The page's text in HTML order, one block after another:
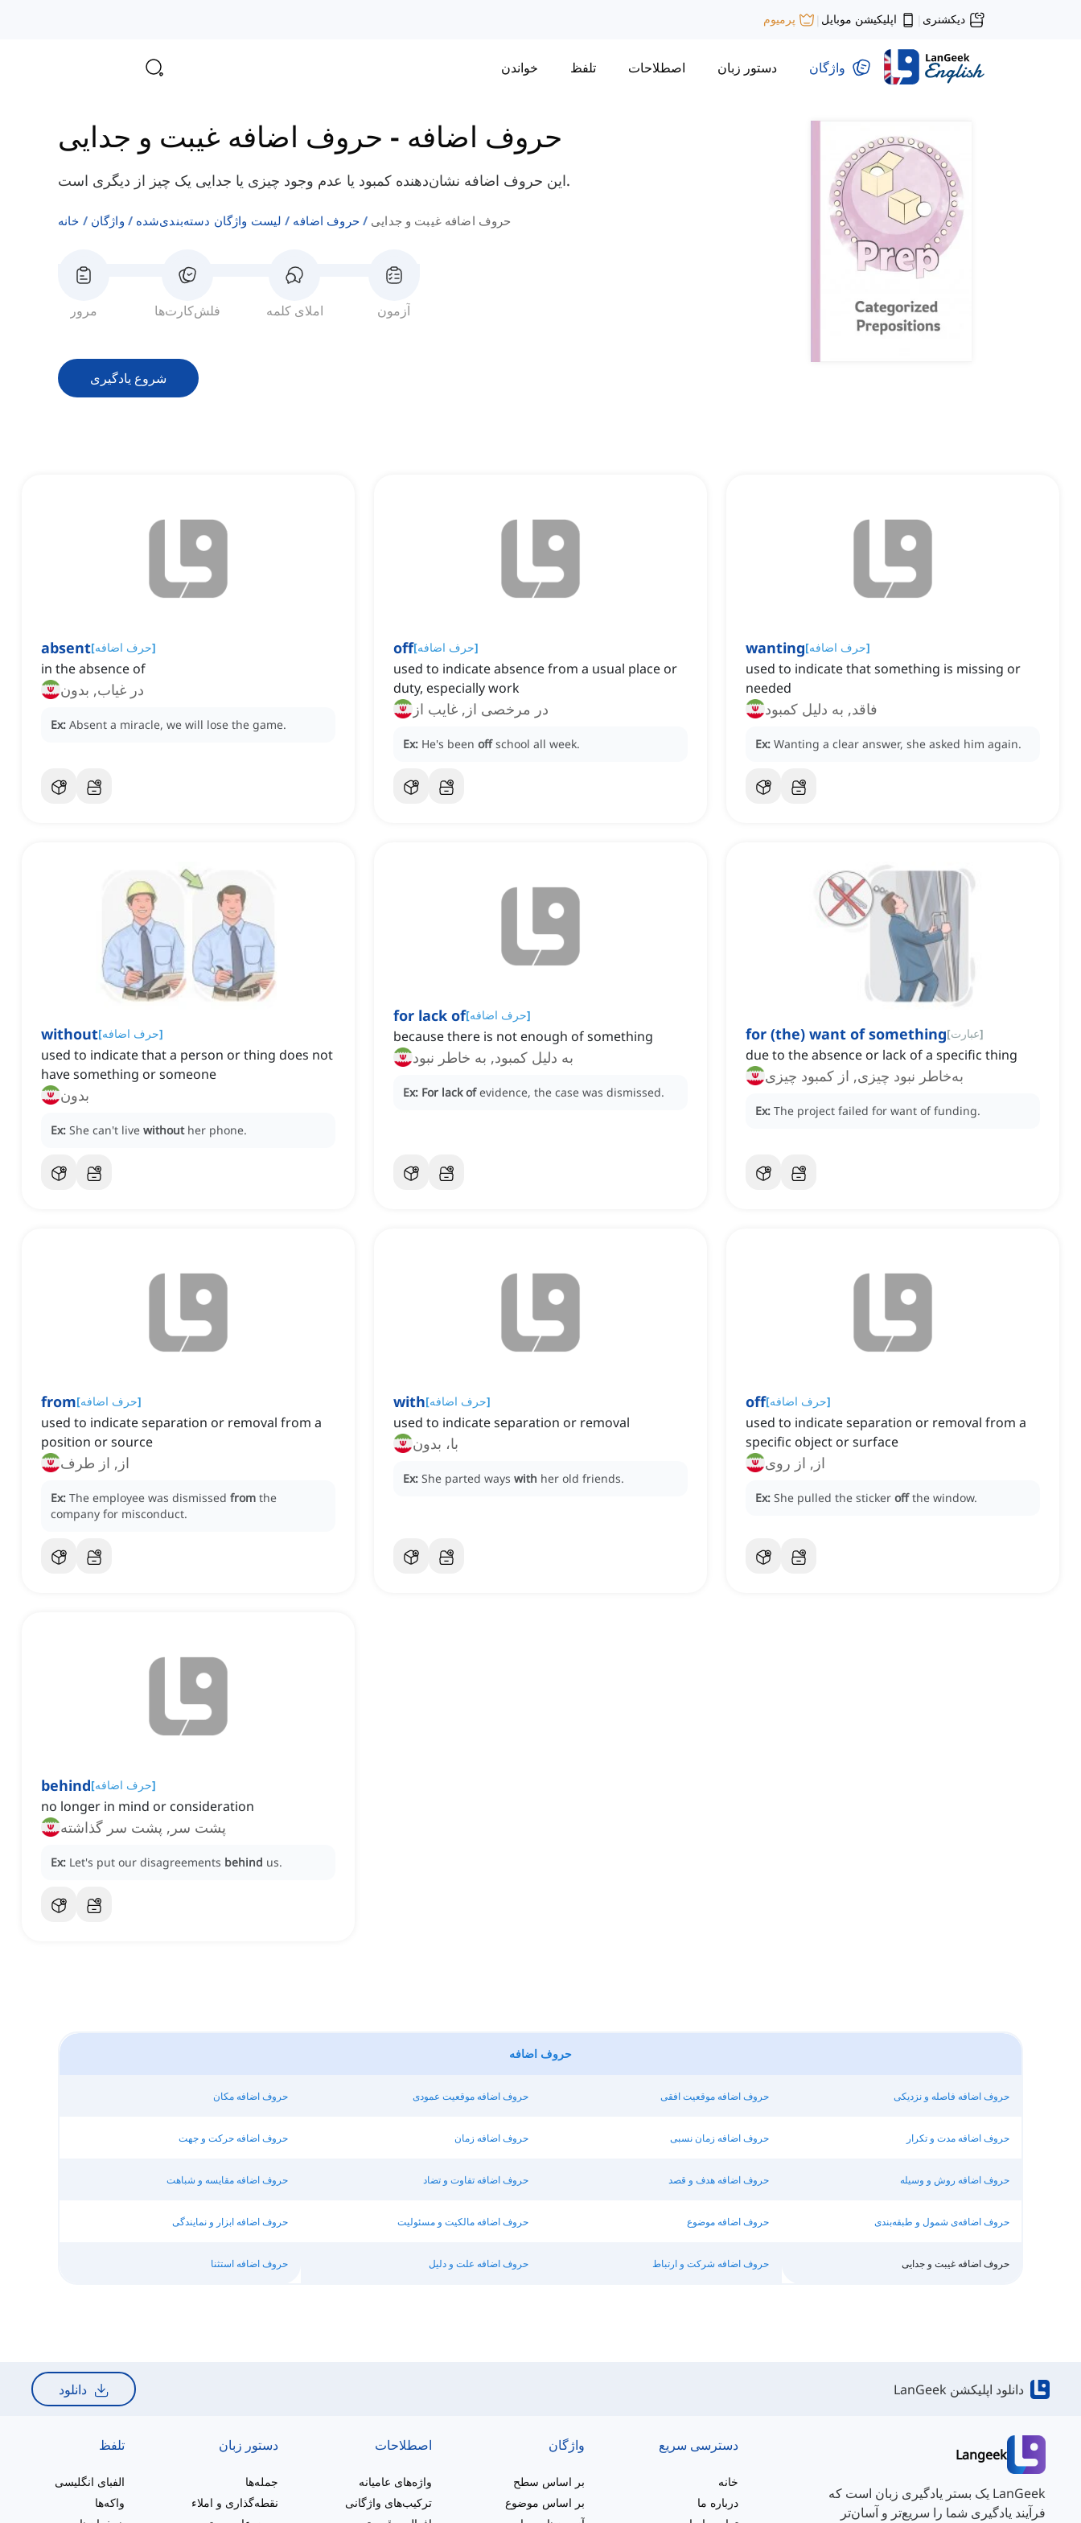
دیکشنری | اپلیکیشن موبایل | پرمیوم
واژگان دستور زبان اصطلاحات تلفظ خواندن
حروف اضافه - حروف اضافه غیبت و جدایی
این حروف اضافه نشان‌دهنده کمبود یا عدم وجود چیزی یا جدایی یک چیز از دیگری است.
خانه واژگان لیست واژگان دسته‌بندی‌شده حروف اضافه حروف اضافه غیبت و جدایی
مرور فلش‌کارت‌ها املای کلمه آزمون
شروع یادگیری
absent[حرف اضافه]
in the absence of
در غیاب, بدون
Ex: Absent a miracle, we will lose the game.
off[حرف اضافه]
used to indicate absence from a usual place or
duty, especially work
در مرخصی از, غایب از
Ex: He's been off school all week.
wanting[حرف اضافه]
used to indicate that something is missing or
needed
فاقد, به دلیل کمبود
Ex: Wanting a clear answer, she asked him again.
without[حرف اضافه]
used to indicate that a person or thing does not
have something or someone
بدون
Ex: She can't live without her phone.
for lack of[حرف اضافه]
because there is not enough of something
به دلیل کمبود, به خاطر نبود
Ex: For lack of evidence, the case was dismissed.
for (the) want of something[عبارت]
due to the absence or lack of a specific thing
به‌خاطر نبود چیزی, از کمبود چیزی
Ex: The project failed for want of funding.
from[حرف اضافه]
used to indicate separation or removal from a
position or source
از, از طرف
Ex: The employee was dismissed from the
company for misconduct.
with[حرف اضافه]
used to indicate separation or removal
با، بدون
Ex: She parted ways with her old friends.
off[حرف اضافه]
used to indicate separation or removal from a
specific object or surface
از, از روی
Ex: She pulled the sticker off the window.
behind[حرف اضافه]
no longer in mind or consideration
پشت سر, پشت سر گذاشته
Ex: Let's put our disagreements behind us.
حروف اضافه
حروف اضافه مکان حروف اضافه موقعیت عمودی حروف اضافه موقعیت افقی حروف اضافه فاصله و نزدیکی
حروف اضافه حرکت و جهت حروف اضافه زمان حروف اضافه زمان نسبی حروف اضافه مدت و تکرار
حروف اضافه مقایسه و شباهت حروف اضافه تفاوت و تضاد حروف اضافه هدف و قصد حروف اضافه روش و وسیله
حروف اضافه ابزار و نمایندگی حروف اضافه مالکیت و مسئولیت حروف اضافه موضوع حروف اضافه‌ی شمول و طبقه‌بندی
حروف اضافه استثنا حروف اضافه علت و دلیل حروف اضافه شرکت و ارتباط حروف اضافه غیبت و جدایی
دانلود اپلیکشن LanGeek دانلود
Langeek
LanGeek یک بستر یادگیری زبان است که
فرآیند یادگیری شما را سریع‌تر و آسان‌تر
دسترسی سریع
خانه
درباره ما
واژگان
بر اساس سطح
بر اساس موضوع
اصطلاحات
واژه‌های عامیانه
ترکیب‌های واژگانی
دستور زبان
جمله‌ها
نقطه‌گذاری و املاء
تلفظ
الفبای انگلیسی
واکه‌ها